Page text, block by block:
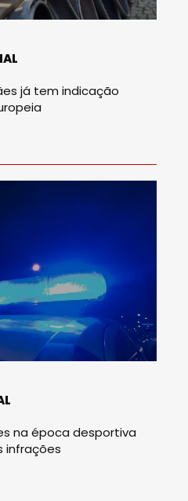
já tem indicação
na época desportiva
infrações